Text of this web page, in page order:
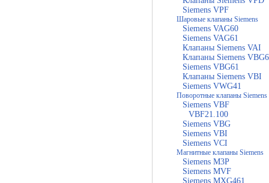
Siemens VPF
Шаровые клапаны Siemens
Siemens VAG60
Siemens VAG61
Клапаны Siemens VAI
Клапаны Siemens
Siemens VBG61
Клапаны Siemens VBI
Siemens VWG41
Поворотные клапаны Siemens
Siemens VBF
VBF21.100
Siemens VBG
Siemens VBI
Siemens VCI
Магнитные клапаны Siemens
Siemens M3P
Siemens MVF
Siemens MXG461